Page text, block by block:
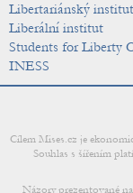
Libertariánský institut
Liberální institut
Students for Liberty
INESS
Cílem Mises.cz je
Souhlas s šířením
Názory prezentované